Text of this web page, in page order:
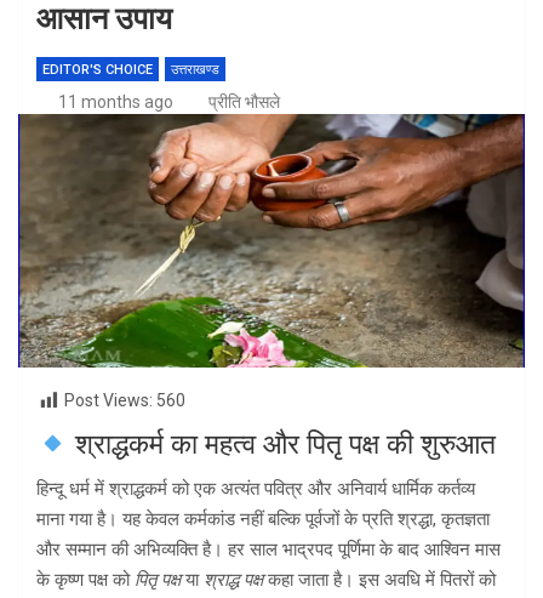
आसान उपाय
EDITOR'S CHOICE उत्तराखण्ड
11 months ago प्रीति भौसले
Post Views: 560
श्राद्धकर्म का महत्व और पितृ पक्ष की शुरुआत
हिन्दू धर्म में श्राद्धकर्म को एक अत्यंत पवित्र और अनिवार्य धार्मिक कर्तव्य
माना गया है। यह केवल कर्मकांड नहीं बल्कि पूर्वजों के प्रति श्रद्धा, कृतज्ञता
और सम्मान की अभिव्यक्ति है। हर साल भाद्रपद पूर्णिमा के बाद आश्विन मास
के कृष्ण पक्ष को पितृ पक्षया श्राद्ध पक्षकहा जाता है। इस अवधि में पितरों को